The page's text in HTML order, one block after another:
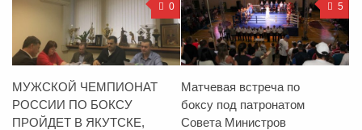
0
МУЖСКОЙ ЧЕМПИОНАТ
РОССИИ ПО БОКСУ
ПРОЙДЕТ В ЯКУТСКЕ,
5
Матчевая встреча по
боксу под патронатом
Совета Министров